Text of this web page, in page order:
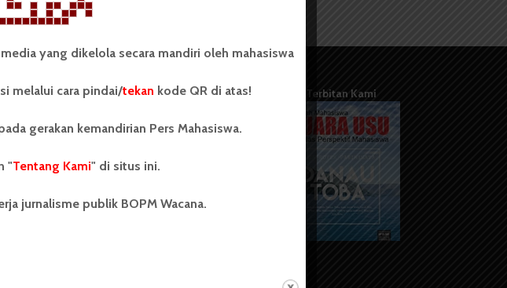
Tentang Kami
Kontribusi
Terbitan Kami
yang dikelola secara mandiri oleh mahasiswa
melalui cara pindai/tekan kode QR di atas!
gerakan kemandirian Pers Mahasiswa.
"Tentang Kami" di situs ini.
jurnalisme publik BOPM Wacana.